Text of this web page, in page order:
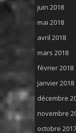
juin 2018
mai 2018
avril 2018
mars 2018
février 2018
janvier 2018
décembre
novembre
octobre 2017